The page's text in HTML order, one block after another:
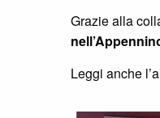
Grazie alla
Leggi anche